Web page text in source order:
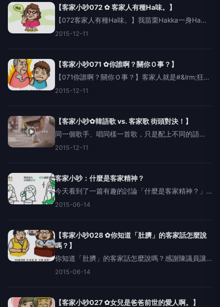
捱【客家小吵072 ✿ 客家人有種Ha味。】
【072客家人有種Ha味。】我苗栗Hakka一身Ha
味，有些人喜歡，有些人不喜歡，但不管怎樣，
家人有種客味。羅馬拼音：hag2
2015-12-11
【客家小吵071 ✿你誰啊？關你Ｏ事？】
【071你誰啊？關你Ｏ事？】客家人就是‪#&lrm;狂‬，
天不怕地不怕，若是遇到被人教訓的時候，不管眼
然後，準備填離職單吧。聲優妹不太認識老闆的真
人
2015-12-11
【客家小吵✿韓語歌 vs. 客家歌 街頭對決！】
同一個歌手、唱同樣一首歌，只是配上不同的語
言，#韓語版vs.#客語版，哪個會讓路人走光光，哪
驗或許不能證明什麼，但小吵在拍攝的過程中，真
的感受到客
2015-12-11
客家小吵：什麼是客家精神？
今天看到了一篇有趣的討論「什麼是客家精神？」
http://juliefrank.pixnet.net/blog/post/426253169
2015-06-14
【客家小吵028 ✿你知道「肚臍」的客家話怎麼說
嗎？】
你知道「肚臍」的客家話怎麼說嗎？感謝陳議員讓
「umbilicus」成為這兩天搜尋度最高的英文單字今
的客家話音讀「肚起」，這個要講錯實在也有點困
難。教學完畢
2015-06-14
【客家小吵027 ✿女兒是爸爸前世的愛人啊。】